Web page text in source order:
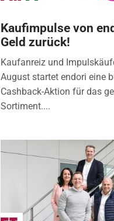
Kaufimpulse von
Geld zurück!
Kaufanreiz und
August startet endori eine
Cashback-Aktion für das
Sortiment....